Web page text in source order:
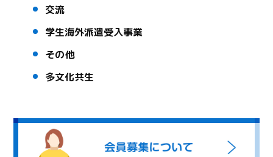
交流
学生海外派遣受入事業
その他
多文化共生